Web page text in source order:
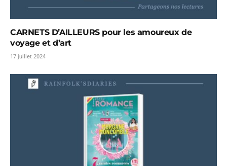
CARNETS D’AILLEURS pour les amoureux de
voyage et d’art
17 juillet 2024